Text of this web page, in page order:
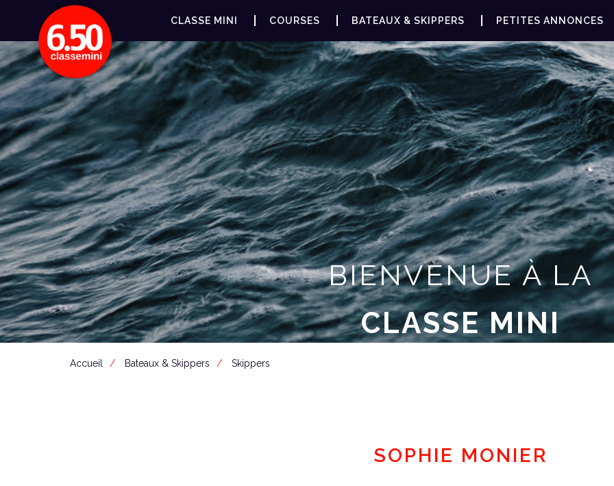
CLASSE MINI COURSES BATEAUX & SKIPPERS PETITES ANNONCES
BIENVENUE À LA
CLASSE MINI
Accueil Bateaux & Skippers Skippers
SOPHIE MONIER